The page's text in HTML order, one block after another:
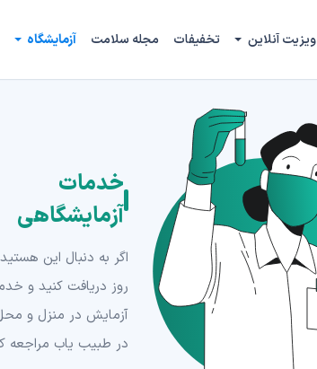
ویزیت آنلاین تخفیفات مجله سلامت آزمایشگاه
خدمات
آزمایشگاهی
اگر به دنبال این
روز دریافت کنید و
آزمایش در منزل و
در طبیب یاب مراجعه